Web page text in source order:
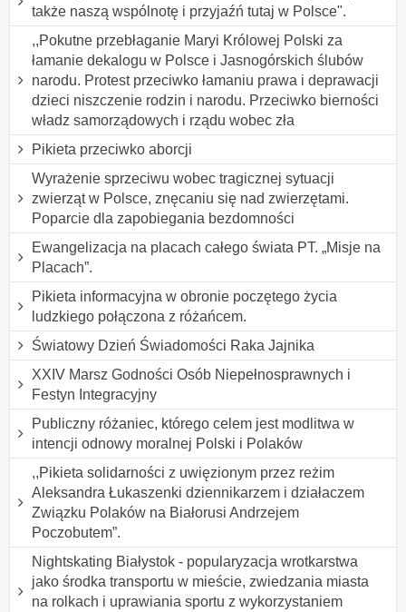
także naszą wspólnotę i przyjaźń tutaj w Polsce".
,,Pokutne przebłaganie Maryi Królowej Polski za
łamanie dekalogu w Polsce i Jasnogórskich ślubów
narodu. Protest przeciwko łamaniu prawa i deprawacji
dzieci niszczenie rodzin i narodu. Przeciwko bierności
władz samorządowych i rządu wobec zła
Pikieta przeciwko aborcji
Wyrażenie sprzeciwu wobec tragicznej sytuacji
zwierząt w Polsce, znęcaniu się nad zwierzętami.
Poparcie dla zapobiegania bezdomności
Ewangelizacja na placach całego świata PT. „Misje na
Placach”.
Pikieta informacyjna w obronie poczętego życia
ludzkiego połączona z różańcem.
Światowy Dzień Świadomości Raka Jajnika
XXIV Marsz Godności Osób Niepełnosprawnych i
Festyn Integracyjny
Publiczny różaniec, którego celem jest modlitwa w
intencji odnowy moralnej Polski i Polaków
,,Pikieta solidarności z uwięzionym przez reżim
Aleksandra Łukaszenki dziennikarzem i działaczem
Związku Polaków na Białorusi Andrzejem
Poczobutem”.
Nightskating Białystok - popularyzacja wrotkarstwa
jako środka transportu w mieście, zwiedzania miasta
na rolkach i uprawiania sportu z wykorzystaniem